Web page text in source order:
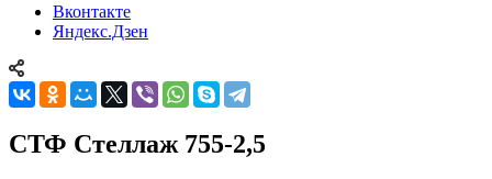
Вконтакте
Яндекс.Дзен
СТФ Стеллаж 755-2,5